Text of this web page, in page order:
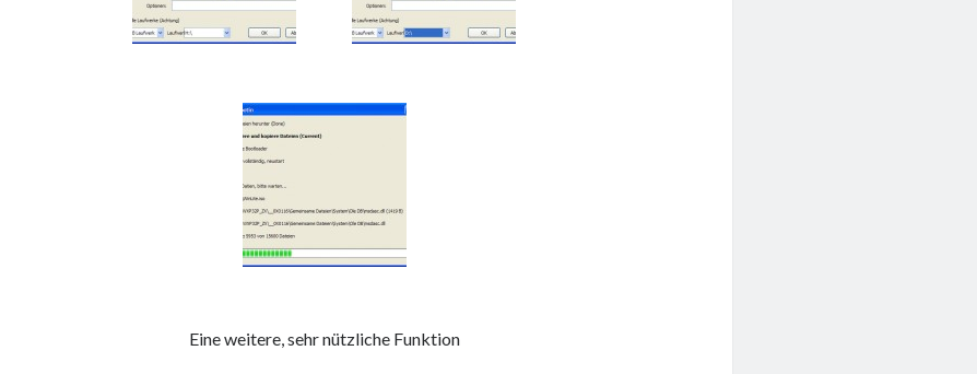
Eine weitere, sehr nützliche Funktion